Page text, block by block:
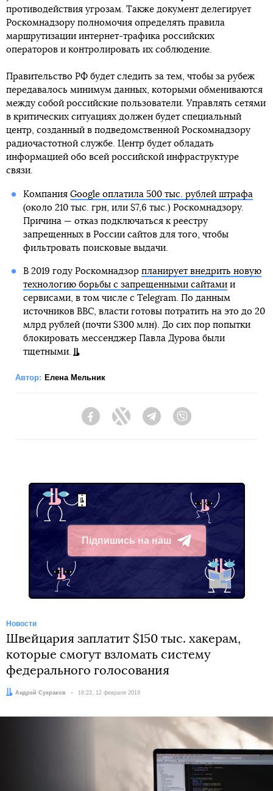
противодействия угрозам. Также документ делегирует
Роскомнадзору полномочия определять правила
маршрутизации интернет-трафика российских
операторов и контролировать их соблюдение.
Правительство РФ будет следить за тем, чтобы за рубеж
передавалось минимум данных, которыми обмениваются
между собой российские пользователи. Управлять сетями
в критических ситуациях должен будет специальный
центр, созданный в подведомственной Роскомнадзору
радиочастотной службе. Центр будет обладать
информацией обо всей российской инфраструктуре
связи.
Компания Google оплатила 500 тыс. рублей штрафа
(около 210 тыс. грн, или $7,6 тыс.) Роскомнадзору.
Причина — отказ подключаться к реестру
запрещенных в России сайтов для того, чтобы
фильтровать поисковые выдачи.
В 2019 году Роскомнадзор планирует внедрить новую
технологию борьбы с запрещенными сайтамии
сервисами, в том числе с Telegram. По данным
источников ВВС, власти готовы потратить на это до 20
млрд рублей (почти $300 млн). До сих пор попытки
блокировать мессенджер Павла Дурова были
тщетными.
Автор: Елена Мельник
FacebookTwitter Telegram
Підпишись на наш
Telegram
Новости
Швейцария заплатит $150 тыс. хакерам,
которые смогут взломать систему
федерального голосования
Автор:
Андрей Сухраков Дата:
16:22, 12 февраля 2019